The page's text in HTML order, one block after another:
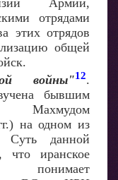
Армии,
отрядами
этих отрядов
общей
войны"12.
бывшим
Махмудом
на одном из
Суть данной
что иранское
понимает